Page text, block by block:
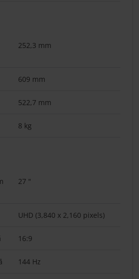
252,3 mm
609 mm
522,7 mm
8 kg
27 "
UHD (3,840 x 2,160 pixels)
16:9
144 Hz